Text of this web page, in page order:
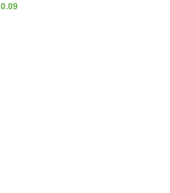
0.09